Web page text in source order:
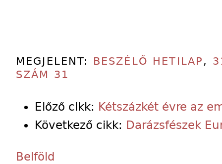
MEGJELENT: BESZÉLŐ HETILAP ,
SZÁM 31
Előző cikk: Kétszázkét évre az
Következő cikk: Darázsfészek
Belföld